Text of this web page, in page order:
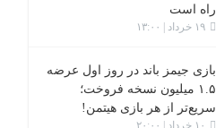
راه است
۱۹ خرداد | ۱۳:۰۰
بازی جیمز باند در روز اول عرضه
۱.۵ میلیون نسخه فروخت؛
سریع‌تر از هر بازی هیتمن!
۱۰ خرداد | ۲۰:۰۰